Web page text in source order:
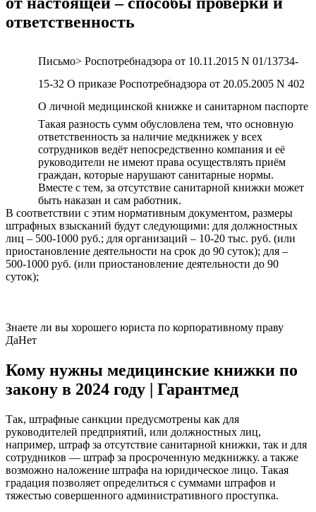
ответственность
Письмо> Роспотребнадзора от 10.11.2015 N 01/13734-
15-32 О приказе Роспотребнадзора от 20.05.2005 N 402
О личной медицинской книжке и санитарном паспорте
Такая разность сумм обусловлена тем, что основную
ответственность за наличие медкнижек у всех
сотрудников ведёт непосредственно компания и её
руководители не имеют права осуществлять приём
граждан, которые нарушают санитарные нормы.
Вместе с тем, за отсутствие санитарной книжки может
быть наказан и сам работник.
В соответствии с этим нормативным документом, размеры
штрафных взысканий будут следующими: для должностных
лиц – 500-1000 руб.; для организаций – 10-20 тыс. руб. (или
приостановление деятельности на срок до 90 суток); для –
500-1000 руб. (или приостановление деятельности до 90
суток);
Знаете ли вы хорошего юриста по корпоративному праву
ДаНет
Кому нужны медицинские книжки по
закону в 2024 году | Гарантмед
Так, штрафные санкции предусмотрены как для
руководителей предприятий, или должностных лиц,
например, штраф за отсутствие санитарной книжки, так и для
сотрудников — штраф за просроченную медкнижку. а также
возможно наложение штрафа на юридическое лицо. Такая
градация позволяет определиться с суммами штрафов и
тяжестью совершенного административного проступка.